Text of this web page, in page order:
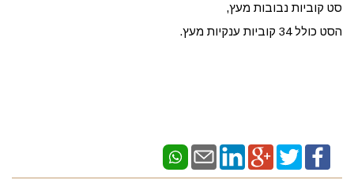
סט קוביות נבובות מעץ,
הסט כולל 34 קוביות ענקיות מעץ.